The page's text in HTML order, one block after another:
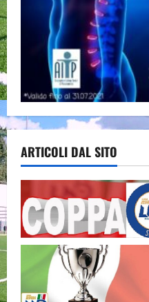
ARTICOLI DAL SITO